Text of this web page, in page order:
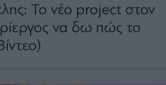
Το νέο project στον
να δω πώς το